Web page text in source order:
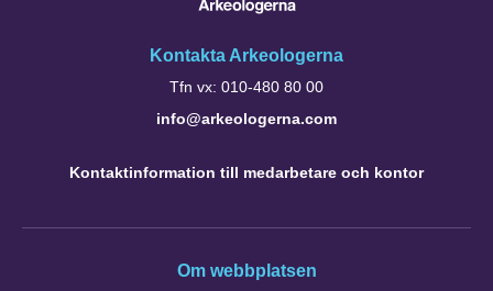
Kontakta Arkeologerna
Tfn vx: 010-480 80 00
info@arkeologerna.com
Kontaktinformation till medarbetare och kontor
Om webbplatsen